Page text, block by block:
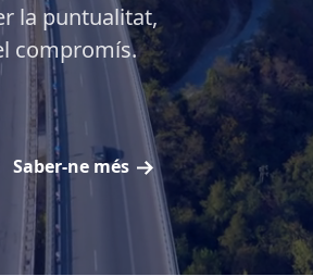
la puntualitat,
compromís.
Saber-ne més